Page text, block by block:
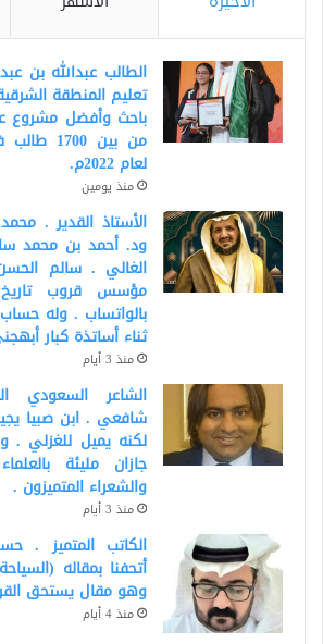
الطالب عبدالله بن
تعليم المنطقة
باحث وأفضل مشروع
من بين
لعام 2022م.
منذ يومين
الأستاذ القدير .
ود. أحمد بن محمد
الغالي . سالم
مؤسس قروب
بالواتساب . وله
ثناء أساتذة كبار
منذ 3 أيام
الشاعر السعودي
شافعي . ابن صبيا
لكنه يميل للغزلي .
جازان مليئة
والشعراء المتميزون .
منذ 3 أيام
الكاتب المتميز .
أتحفنا بمقاله
وهو مقال يستحق
منذ 4 أيام